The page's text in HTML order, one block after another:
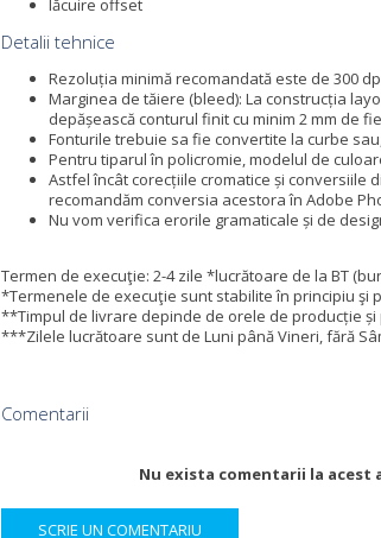
lăcuire offset
Detalii tehnice
Rezoluția minimă recomandată este de 300
Marginea de tăiere (bleed): La construcția
depășească conturul finit cu minim 2 mm de
Fonturile trebuie sa fie convertite la curbe
Pentru tiparul în policromie, modelul de
Astfel încât corecțiile cromatice și conversiile
recomandăm conversia acestora în Adobe
Nu vom verifica erorile gramaticale și de
Termen de execuţie: 2-4 zile *lucrătoare de la BT
*Termenele de execuţie sunt stabilite în principiu
**Timpul de livrare depinde de orele de producție
***Zilele lucrătoare sunt de Luni până Vineri, fără
Comentarii
Nu exista comentarii la acest